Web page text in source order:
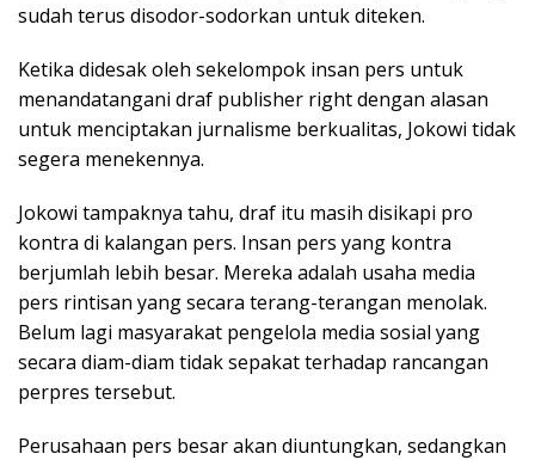
sudah terus disodor-sodorkan untuk diteken.
Ketika didesak oleh sekelompok insan pers untuk
menandatangani draf publisher right dengan alasan
untuk menciptakan jurnalisme berkualitas, Jokowi tidak
segera menekennya.
Jokowi tampaknya tahu, draf itu masih disikapi pro
kontra di kalangan pers. Insan pers yang kontra
berjumlah lebih besar. Mereka adalah usaha media
pers rintisan yang secara terang-terangan menolak.
Belum lagi masyarakat pengelola media sosial yang
secara diam-diam tidak sepakat terhadap rancangan
perpres tersebut.
Perusahaan pers besar akan diuntungkan, sedangkan